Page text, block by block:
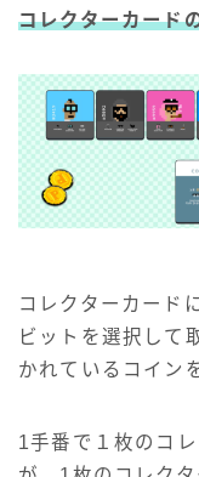
コレクターカード
コレクターカード
ビットを選択して
かれているコイン
1手番で１枚のコ